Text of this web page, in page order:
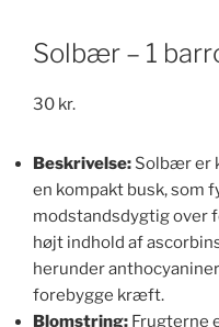
Solbær – 1
30 kr.
Beskrivelse: Solbær er
en kompakt busk, som
modstandsdygtig over
højt indhold af
herunder
forebygge kræft.
Blomstring: Frugterne